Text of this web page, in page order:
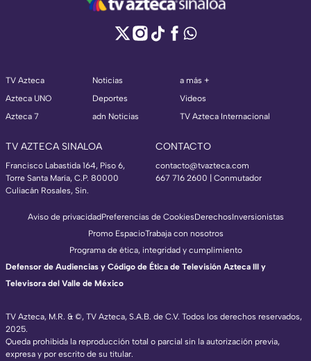
TV Azteca
Azteca UNO
Azteca 7
Noticias
Deportes
adn Noticias
a más +
Videos
TV Azteca Internacional
TV AZTECA SINALOA
Francisco Labastida 164, Piso 6,
Torre Santa María, C.P. 80000
Culiacán Rosales, Sin.
CONTACTO
contacto@tvazteca.com
667 716 2600 | Conmutador
TV Azteca, M.R. & ©, TV Azteca, S.A.B. de C.V. Todos los derechos reservados,
2025.
Queda prohibida la reproducción total o parcial sin la autorización previa,
expresa y por escrito de su titular.
Aviso de privacidadPreferencias de CookiesDerechosInversionistas
Promo EspacioTrabaja con nosotros
Programa de ética, integridad y cumplimiento
Defensor de Audiencias y Código de Ética de Televisión Azteca III y
Televisora del Valle de México